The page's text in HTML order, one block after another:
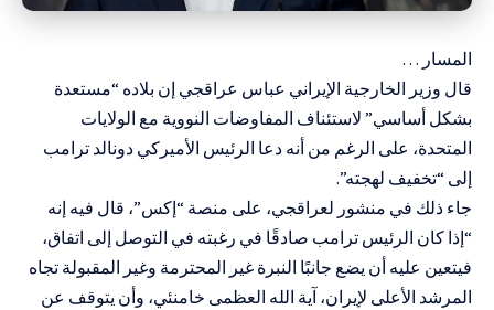
المسار …
قال وزير الخارجية الإيراني عباس عراقجي إن بلاده “مستعدة
بشكل أساسي” لاستئناف المفاوضات النووية مع الولايات
المتحدة، على الرغم من أنه دعا الرئيس الأميركي دونالد ترامب
إلى “تخفيف لهجته”.
جاء ذلك في منشور لعراقجي، على منصة “إكس”، قال فيه إنه
“إذا كان الرئيس ترامب صادقًا في رغبته في التوصل إلى اتفاق،
فيتعين عليه أن يضع جانبًا النبرة غير المحترمة وغير المقبولة تجاه
المرشد الأعلى لإيران، آية الله العظمى خامنئي، وأن يتوقف عن